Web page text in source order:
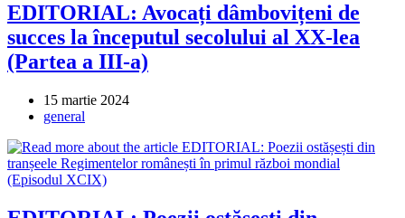
EDITORIAL: Avocați dâmbovițeni de
succes la începutul secolului al XX-lea
(Partea a III-a)
Post
published:
15 martie 2024
Post
general